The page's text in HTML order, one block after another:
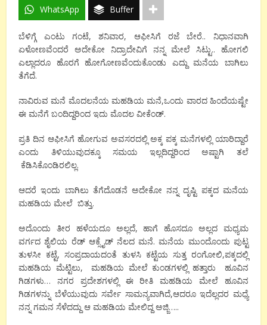
WhatsApp Buffer
ಬೆಳಿಗ್ಗೆ ಎಂಟು ಗಂಟೆ, ಶನಿವಾರ, ಆಫೀಸಿಗೆ ರಜೆ ಬೇರೆ.. ನಿಧಾನವಾಗಿ
ಏಳೋಣವೆಂದರೆ ಅದೇಕೋ ನಿದ್ರಾದೇವಿಗೆ ನನ್ನ ಮೇಲೆ ಸಿಟ್ಟು.. ಹೋಗಲಿ
ಎಲ್ಲಾದರೂ ಹೊರಗೆ ಹೋಗೋಣವೆಂದುಕೊಂಡು ಎದ್ದು ಮನೆಯ ಬಾಗಿಲು
ತೆಗೆದೆ.
ನಾವಿರುವ ಮನೆ ಮೊದಲನೆಯ ಮಹಡಿಯ ಮನೆ,ಒಂದು ವಾರದ ಹಿಂದೆಯಷ್ಟೇ
ಈ ಮನೆಗೆ ಬಂದಿದ್ದರಿಂದ ಇದು ಮೊದಲ ವೀಕೆಂಡ್.
ಪ್ರತಿ ದಿನ ಆಫೀಸಿಗೆ ಹೋಗುವ ಅವಸರದಲ್ಲಿ ಅಕ್ಕ ಪಕ್ಕ ಮನೆಗಳಲ್ಲಿ ಯಾರಿದ್ದಾರೆ
ಎಂದು ತಿಳಿಯುವುದಕ್ಕೂ ಸಮಯ ಇಲ್ಲದಿದ್ದರಿಂದ ಅಷ್ಟಾಗಿ ತಲೆ
ಕೆಡಿಸಿಕೊಂಡಿರಲಿಲ್ಲ.
ಆದರೆ ಇಂದು ಬಾಗಿಲು ತೆಗೆದೊಡನೆ ಅದೇಕೋ ನನ್ನ ದೃಷ್ಟಿ ಪಕ್ಕದ ಮನೆಯ
ಮಹಡಿಯ ಮೇಲೆ ಬಿತ್ತು.
ಅದೊಂದು ತೀರ ಹಳೆಯದೂ ಅಲ್ಲದೆ, ಹಾಗೆ ಹೊಸದೂ ಅಲ್ಲದ ಮಧ್ಯಮ
ವರ್ಗದ ಶೈಲಿಯ ರೆಡ್ ಆಕ್ಸೈಡ್ ನೆಲದ ಮನೆ. ಮನೆಯ ಮುಂದೊಂದು ಪುಟ್ಟ
ತುಳಸೀ ಕಟ್ಟೆ, ಸಂಪ್ರದಾಯದಂತೆ ತುಳಸಿ ಕಟ್ಟೆಯ ಸುತ್ತ ರಂಗೋಲಿ,ಪಕ್ಕದಲ್ಲಿ
ಮಹಡಿಯ ಮೆಟ್ಟಿಲು, ಮಹಡಿಯ ಮೇಲೆ ಕುಂಡಗಳಲ್ಲಿ ಹತ್ತಾರು ಹೂವಿನ
ಗಿಡಗಳು… ನಗರ ಪ್ರದೇಶಗಳಲ್ಲಿ ಈ ರೀತಿ ಮಹಡಿಯ ಮೇಲೆ ಹೂವಿನ
ಗಿಡಗಳನ್ನು ಬೆಳೆಯುವುದು ಸರ್ವೇ ಸಾಮನ್ಯವಾಗಿದೆ,ಆದರೂ ಇದೆಲ್ಲದರ ಮಧ್ಯೆ
ನನ್ನ ಗಮನ ಸೆಳೆದದ್ದು ಆ ಮಹಡಿಯ ಮೇಲಿದ್ದ ಅಜ್ಜಿ…..